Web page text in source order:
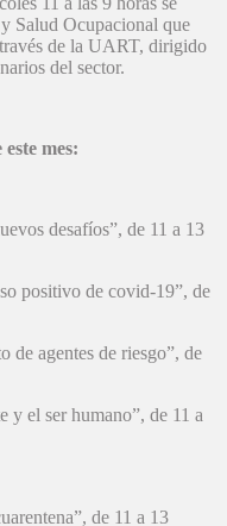
Salud Ocupacional que
de la UART, dirigido
del sector.
mes:
desafíos”, de 11 a 13
positivo de covid-19”, de
de agentes de riesgo”, de
y el ser humano”, de 11 a
de 11 a 13